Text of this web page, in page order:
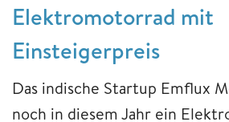
Elektromotorrad mit
Einsteigerpreis
Das indische Startup Emflux
noch in diesem Jahr ein